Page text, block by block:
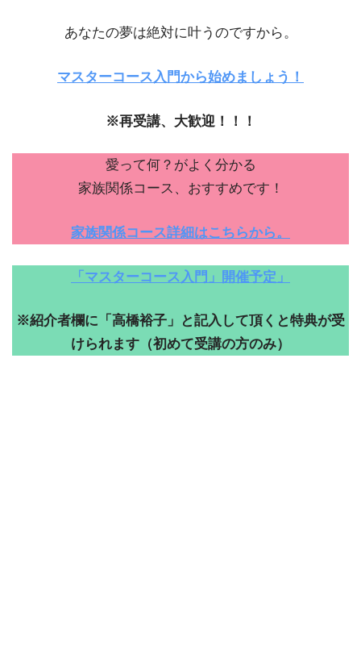
あなたの夢は絶対に叶うのですから。
マスターコース入門から始めましょう！
※再受講、大歓迎！！！
愛って何？がよく分かる
家族関係コース、おすすめです！
家族関係コース詳細はこちらから。
「マスターコース入門」開催予定」
※紹介者欄に「高橋裕子」と記入して頂くと特典が受
けられます（初めて受講の方のみ）